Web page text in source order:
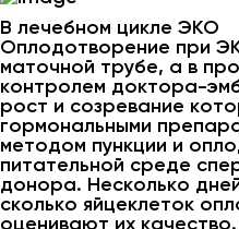
В лечебном цикле ЭКО
Оплодотворение при
маточной трубе, а в
контролем доктора-
рост и созревание
гормональными
методом пункции и
питательной среде
донора. Несколько
сколько яйцеклеток
оценивают их